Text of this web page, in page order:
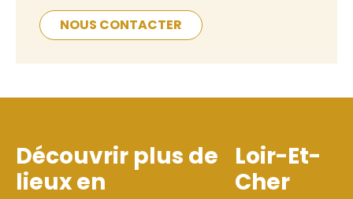
NOUS CONTACTER
Découvrir plus de
lieux en
Loir-Et-
Cher